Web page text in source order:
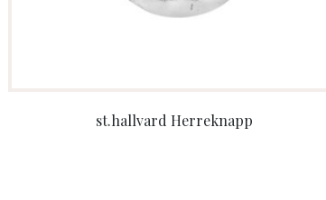
st.hallvard Herreknapp